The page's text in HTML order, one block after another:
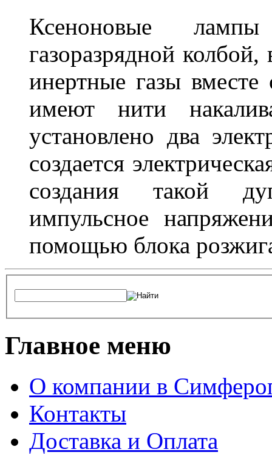
Ксеноновые
газоразрядной
инертные газы
имеют нити
установлено два
создается
создания такой
импульсное
помощью блока
Главное меню
О компании в
Контакты
Доставка и Оплата